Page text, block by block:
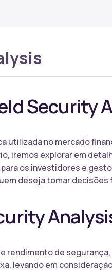
Security
utilizada no mercado
iremos explorar em
os investidores e
deseja tomar
rendimento de
levando em